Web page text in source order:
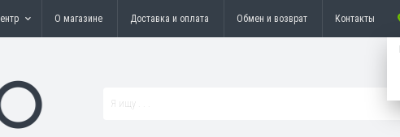
О магазине Доставка и оплата Обмен и возврат Контакты